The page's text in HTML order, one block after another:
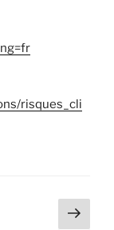
risques_cli
Page